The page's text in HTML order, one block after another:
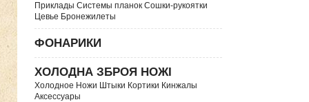
Приклады Системы планок Сошки-рукоятки
Цевье Бронежилеты
ФОНАРИКИ
ХОЛОДНА ЗБРОЯ НОЖІ
Холодное Ножи Штыки Кортики Кинжалы
Аксессуары